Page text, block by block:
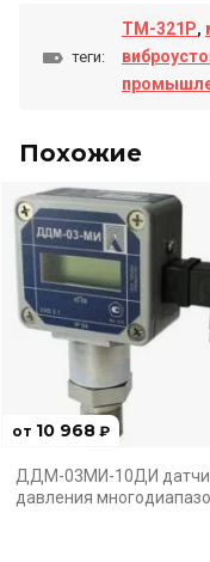
теги:
ТМ-321Р,
Похожие
от 10 968 ₽
ДДМ-03МИ-10ДИ
давления